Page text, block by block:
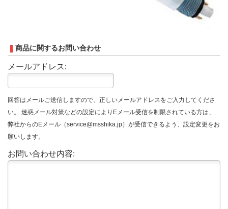
商品に関するお問い合わせ
メールアドレス:
回答はメールご送信しますので、正しいメールアドレスをご入力してくださ
い。 迷惑メール対策などの設定によりEメール受信を制限されている方は、
弊社からのEメール（service@msshika.jp）が受信できるよう、設定変更をお
願いします。
お問い合わせ内容: